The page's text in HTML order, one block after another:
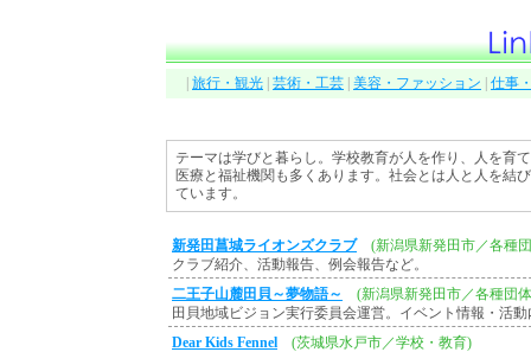
旅行・観光 芸術・工芸 美容・ファッション 仕事
テーマは学びと暮らし。学校教育が人を作り、人を育
医療と福祉機関も多くあります。社会とは人と人を結
ています。
新発田菖城ライオンズクラブ
(新潟県新発田市／各種
クラブ紹介、活動報告、例会報告など。
二王子山麓田貝～夢物語～
(新潟県新発田市／各種団
田貝地域ビジョン実行委員会運営。イベント情報・活
Dear Kids Fennel
(茨城県水戸市／学校・教育)